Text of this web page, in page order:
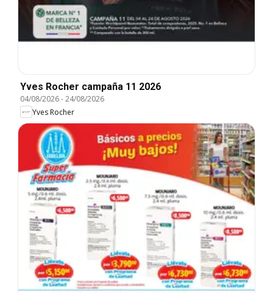
Yves Rocher campaña 11 2026
04/08/2026-24/08/2026
Yves Rocher